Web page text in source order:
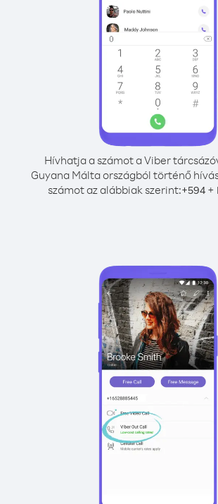
Hívhatja a számot a Viber
Guyana Málta országból történő
számot az alábbiak szerint:+594+